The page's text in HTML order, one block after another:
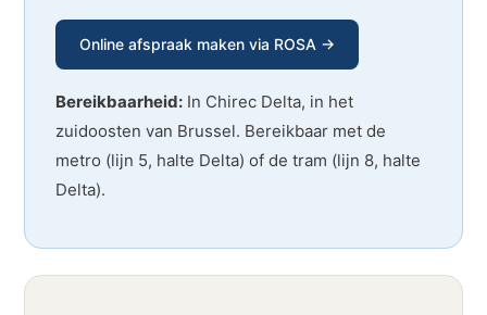
Online afspraak maken via ROSA →
Bereikbaarheid: In Chirec Delta, in het
zuidoosten van Brussel. Bereikbaar met de
metro (lijn 5, halte Delta) of de tram (lijn 8, halte
Delta).